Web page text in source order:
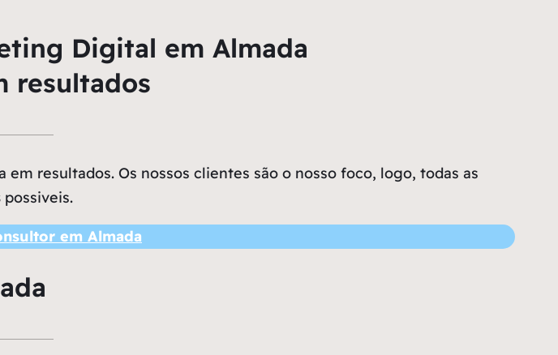
Digital em Almada
resultados
em resultados. Os nossos clientes são o nosso foco, logo, todas as
possiveis.
em Almada